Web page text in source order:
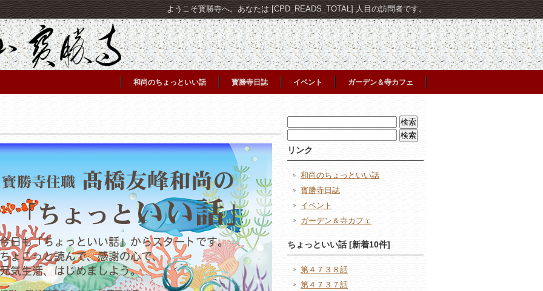
ようこそ寳勝寺へ。あなたは [CPD_READS_TOTAL] 人目の訪問者です。
和尚のちょっといい話 寳勝寺日誌 イベント ガーデン＆寺カフェ
索:
索:
リンク
和尚のちょっといい話
寳勝寺日誌
イベント
ガーデン＆寺カフェ
ちょっといい話 [新着10件]
第４７３８話
第４７３７話